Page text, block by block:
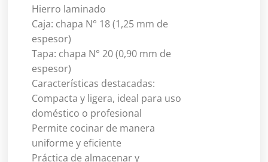
Hierro laminado
Caja: chapa N° 18 (1,25 mm de
espesor)
Tapa: chapa N° 20 (0,90 mm de
espesor)
Características destacadas:
Compacta y ligera, ideal para uso
doméstico o profesional
Permite cocinar de manera
uniforme y eficiente
Práctica de almacenar y